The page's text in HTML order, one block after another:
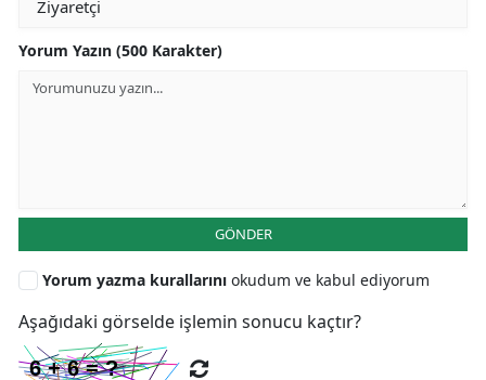
Yorum Yazın (500 Karakter)
GÖNDER
Yorum yazma kurallarını okudum ve kabul ediyorum
Aşağıdaki görselde işlemin sonucu kaçtır?